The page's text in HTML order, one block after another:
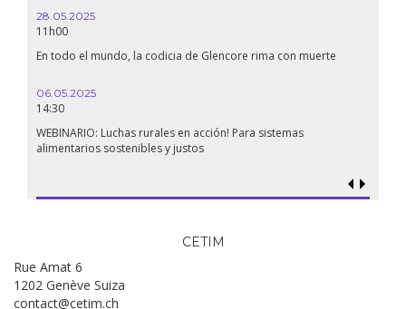
28.05.2025
11h00
En todo el mundo, la codicia de Glencore rima con muerte
06.05.2025
14:30
WEBINARIO: Luchas rurales en acción! Para sistemas
alimentarios sostenibles y justos
CETIM
Rue Amat 6
1202 Genève Suiza
contact@cetim.ch